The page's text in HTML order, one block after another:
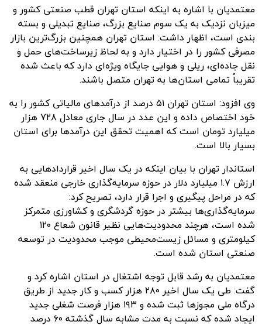
معتمدیان با اشاره به اینکه استان تهران قطب صنعتی کشور و
میزبان نزدیک به یک سوم صنایع بزرگ، صنایع تبدیلی و بسته
بندی است، اظهار داشت: استان تهران همچنین بزرگ‌ترین بازار
مصرفی کشور را در اختیار دارد و به لحاظ زیرساخت‌های حمل و
نقل جاده‌ای، ریلی و هوایی جایگاه ویژه‌ای دارد که باعث شده
تقریباً تمامی استان‌ها به تهران متصل باشند.
وی افزود: استان تهران ۵۱ درصد از درآمدهای مالیاتی کشور را به
خود اختصاص داده و این عدد در سال جاری معادل ۷۲۸ هزار
میلیارد تومان است که اهمیت تحقق این درآمدها برای استان
بسیار بالا است.
استاندار تهران با بیان اینکه در یک سال اخیر قراردادهایی به
ارزش ۱.۷ میلیارد دلار در حوزه سرمایه‌گذاری خارجی منعقد شده
که در مراحل پیگیری و اجرا قرار دارد، تصریح کرد:
سرمایه‌گذاری‌ها بیشتر در حوزه گردشگری و کشاورزی متمرکز
شده است، هرچند محدودیت‌هایی نظیر قانون شعاع ۱۲۰
کیلومتری و مسائل زیست‌محیطی موجب محدودیت در توسعه
صنعتی استان شده است.
معتمدیان به رشد قابل توجه اشتغال در استان اشاره کرد و
گفت: طی یک سال اخیر ۲۸۰ هزار کسب و کار جدید از طریق
درگاه ملی مجوزها ثبت شده و ۱۹۳ هزار فرصت شغلی جدید
ایجاد شده که نسبت به مدت مشابه سال گذشته ۶۰ درصد